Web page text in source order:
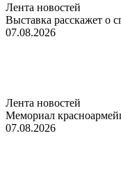
Лента новостей
Выставка расскажет о
07.08.2026
Лента новостей
Мемориал
07.08.2026